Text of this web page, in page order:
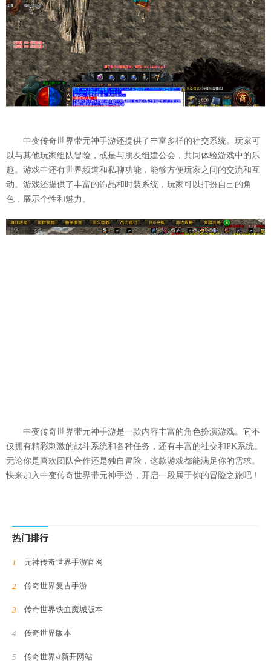
中变传奇世界带元神手游还提供了丰富多样的社交系统。玩家可
以与其他玩家组队冒险，或是与朋友组建公会，共同体验游戏中的乐
趣。游戏中还有世界频道和私聊功能，能够方便玩家之间的交流和互
动。游戏还提供了丰富的饰品和时装系统，玩家可以打扮自己的角
色，展示个性和魅力。
中变传奇世界带元神手游是一款内容丰富的角色扮演游戏。它不
仅拥有精彩刺激的战斗系统和各种任务，还有丰富的社交和PK系统。
无论你是喜欢团队合作还是独自冒险，这款游戏都能满足你的需求。
快来加入中变传奇世界带元神手游，开启一段属于你的冒险之旅吧！
热门排行
元神传奇世界手游官网
传奇世界复古手游
传奇世界铁血魔城版本
传奇世界版本
传奇世界sf新开网站